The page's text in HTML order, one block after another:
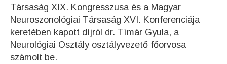
Társaság XIX. Kongresszusa és a Magyar
Neuroszonológiai Társaság XVI. Konferenciája
keretében kapott díjról dr. Tímár Gyula, a
Neurológiai Osztály osztályvezető főorvosa
számolt be.